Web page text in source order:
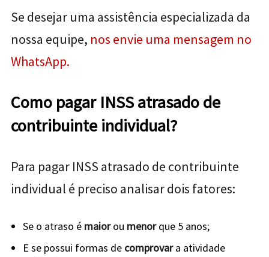
Se desejar uma assistência especializada da
nossa equipe, nos envie uma mensagem no
WhatsApp.
Como pagar INSS atrasado de
contribuinte individual?
Para pagar INSS atrasado de contribuinte
individual é preciso analisar dois fatores:
Se o atraso é maiorou menorque 5 anos;
E se possui formas de comprovara atividade